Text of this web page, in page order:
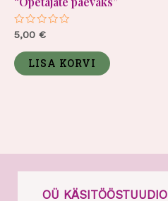
Hinnanguga
5
5,00 €
LISA KORVI
OÜ KÄSITÖÖSTUUDIO